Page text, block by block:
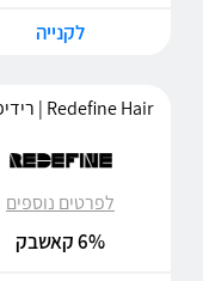
לקנייה
לפרטים נוספים
6% קאשבק